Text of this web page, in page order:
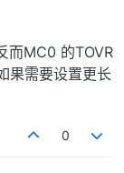
而MC0 的TOVR
果需要设置更长
0